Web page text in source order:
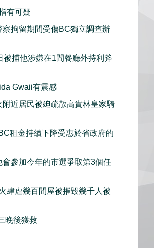
指有可疑
拘留期間受傷BC獨立調查辦
捕他涉嫌在1間餐廳外持利斧
Gwaii有震感
近居民被廹疏散高貴林皇家騎
租金持續下降受惠於省政府的
參加今年的市選爭取第3個任
肆虐幾百間屋被摧毀幾千人被
晚後獲救